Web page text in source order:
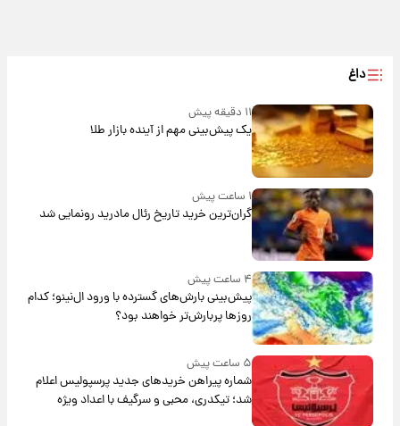
داغ
۱۱ دقیقه پیش
یک پیش‌بینی مهم از آینده بازار طلا
۱ ساعت پیش
گران‌ترین خرید تاریخ رئال مادرید رونمایی شد
۴ ساعت پیش
پیش‌بینی بارش‌های گسترده با ورود ال‌نینو؛ کدام
روزها پربارش‌تر خواهند بود؟
۵ ساعت پیش
شماره پیراهن خریدهای جدید پرسپولیس اعلام
شد؛ تیکدری، محبی و سرگیف با اعداد ویژه